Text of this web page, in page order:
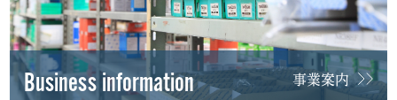
Business information 事業案内